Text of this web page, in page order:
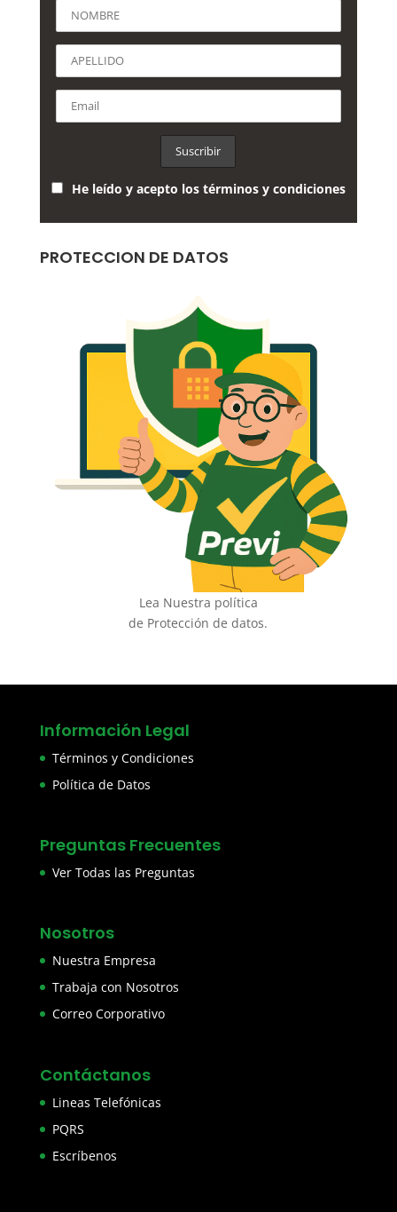
He leído y acepto los términos y condiciones
PROTECCION DE DATOS
Lea Nuestra política
de Protección de datos.
Información Legal
Términos y Condiciones
Política de Datos
Preguntas Frecuentes
Ver Todas las Preguntas
Nosotros
Nuestra Empresa
Trabaja con Nosotros
Correo Corporativo
Contáctanos
Lineas Telefónicas
PQRS
Escríbenos